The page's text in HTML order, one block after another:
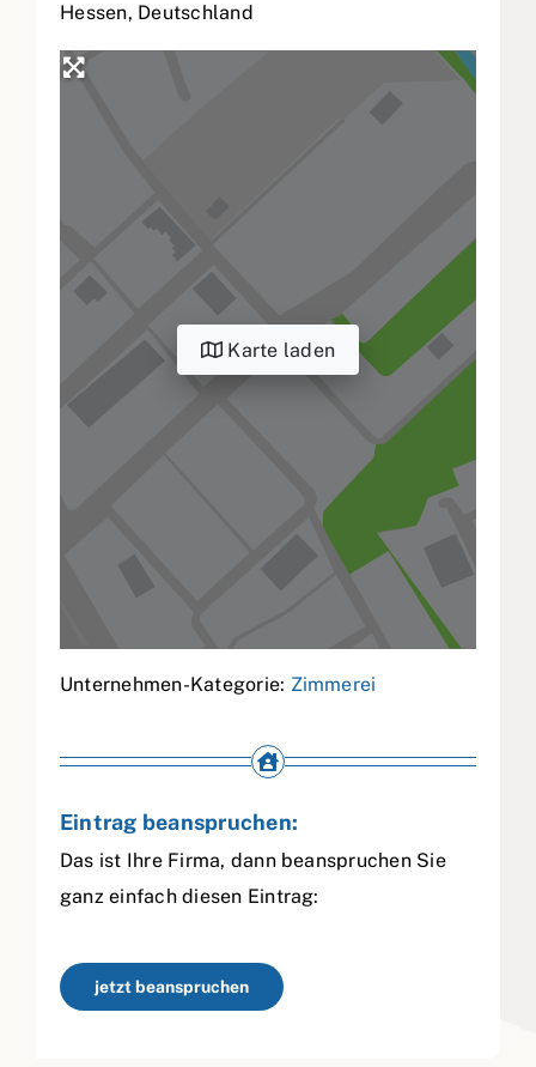
Hessen, Deutschland
Karte laden
Unternehmen-Kategorie: Zimmerei
Eintrag beanspruchen:
Das ist Ihre Firma, dann beanspruchen Sie
ganz einfach diesen Eintrag:
jetzt beanspruchen